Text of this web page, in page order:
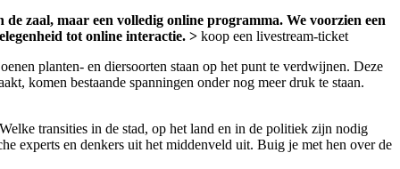
zaal, maar een volledig online programma. We voorzien een
tot online interactie. > koop een livestream-ticket
planten- en diersoorten staan op het punt te verdwijnen. Deze
komen bestaande spanningen onder nog meer druk te staan.
transities in de stad, op het land en in de politiek zijn nodig
experts en denkers uit het middenveld uit. Buig je met hen over de